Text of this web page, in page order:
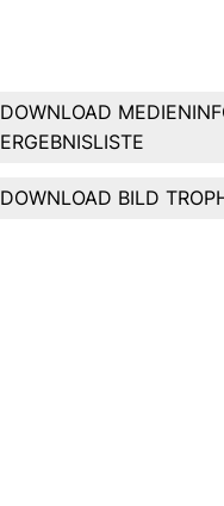
DOWNLOAD
ERGEBNISLISTE
DOWNLOAD BILD